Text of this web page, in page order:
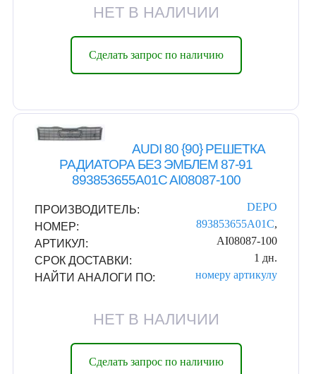
НЕТ В НАЛИЧИИ
Сделать запрос по наличию
AUDI 80 {90} РЕШЕТКА
РАДИАТОРА БЕЗ ЭМБЛЕМ 87-91
893853655A01C AI08087-100
ПРОИЗВОДИТЕЛЬ:
DEPO
НОМЕР:
893853655A01C,
АРТИКУЛ:
AI08087-100
СРОК ДОСТАВКИ:
1 дн.
НАЙТИ АНАЛОГИ ПО:
номеру артикулу
НЕТ В НАЛИЧИИ
Сделать запрос по наличию